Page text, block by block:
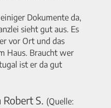
Dokumente da,
sieht gut aus. Es
vor Ort und das
Haus. Braucht wer
ist er da gut
S. (Quelle: